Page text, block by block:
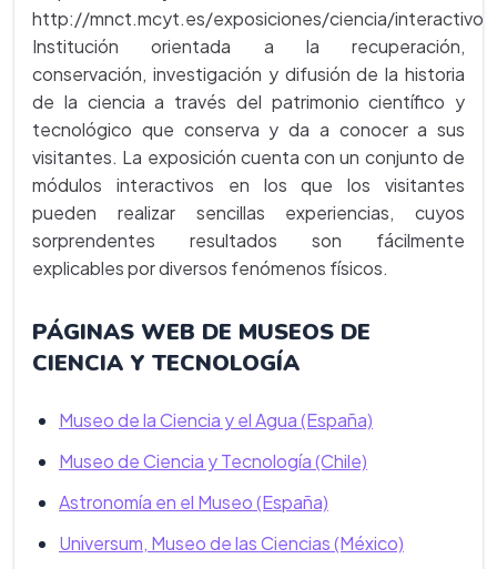
http://mnct.mcyt.es/exposiciones/ciencia/
Institución orientada a la recuperación,
conservación, investigación y difusión de la historia
de la ciencia a través del patrimonio científico y
tecnológico que conserva y da a conocer a sus
visitantes. La exposición cuenta con un conjunto de
módulos interactivos en los que los visitantes
pueden realizar sencillas experiencias, cuyos
sorprendentes resultados son fácilmente
explicables por diversos fenómenos físicos.
PÁGINAS WEB DE MUSEOS DE
CIENCIA Y TECNOLOGÍA
Museo de la Ciencia y el Agua (España)
Museo de Ciencia y Tecnología (Chile)
Astronomía en el Museo (España)
Universum, Museo de las Ciencias (México)